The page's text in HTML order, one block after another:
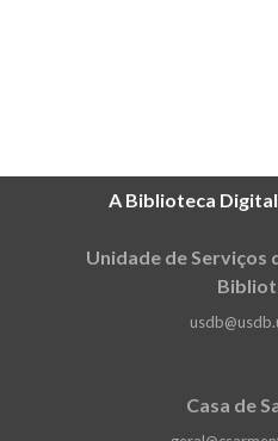
A Biblioteca
Unidade de Serviços
Casa de